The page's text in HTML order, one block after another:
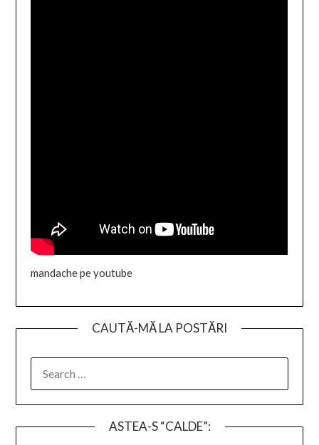
mandache pe youtube
CAUTĂ-MĂ LA POSTĂRI
FOR:
ASTEA-S “CALDE”: